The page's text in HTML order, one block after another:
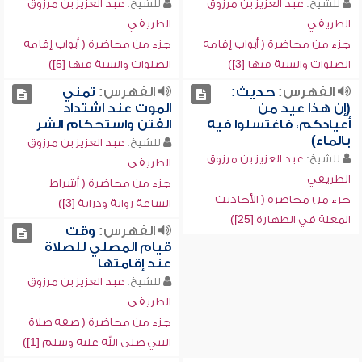
للشيخ: عبد العزيز بن مرزوق
الطريفي
جزء من محاضرة ( أبواب إقامة
الصلوات والسنة فيها [3])
للشيخ: عبد العزيز بن مرزوق
الطريفي
جزء من محاضرة ( أبواب إقامة
الصلوات والسنة فيها [5])
الفهرس:حديث:
(إن هذا عيد من
أعيادكم، فاغتسلوا فيه
بالماء)
للشيخ: عبد العزيز بن مرزوق
الطريفي
جزء من محاضرة ( الأحاديث
المعلة في الطهارة [25])
الفهرس: تمني
الموت عند اشتداد
الفتن واستحكام الشر
للشيخ: عبد العزيز بن مرزوق
الطريفي
جزء من محاضرة ( أشراط
الساعة رواية ودراية [3])
الفهرس: وقت
قيام المصلي للصلاة
عند إقامتها
للشيخ: عبد العزيز بن مرزوق
الطريفي
جزء من محاضرة ( صفة صلاة
النبي صلى الله عليه وسلم [1])